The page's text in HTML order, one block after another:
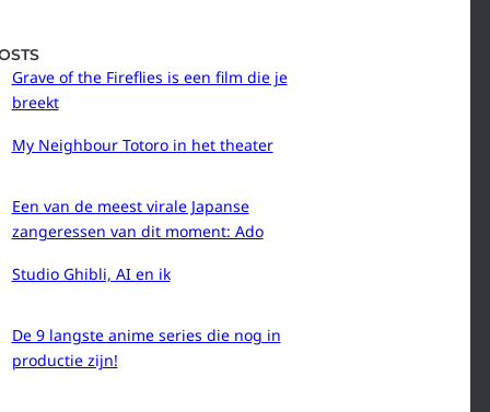
Grave of the Fireflies is een film die je
breekt
My Neighbour Totoro in het theater
Een van de meest virale Japanse
zangeressen van dit moment: Ado
Studio Ghibli, AI en ik
De 9 langste anime series die nog in
productie zijn!